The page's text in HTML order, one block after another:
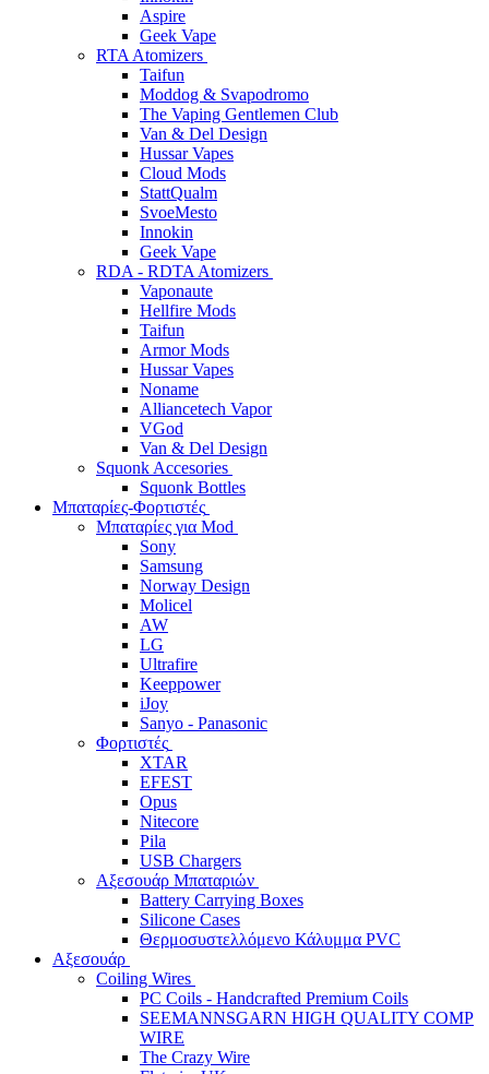
Aspire
Geek Vape
RTA Atomizers
Taifun
Moddog & Svapodromo
The Vaping Gentlemen Club
Van & Del Design
Hussar Vapes
Cloud Mods
StattQualm
SvoeMesto
Innokin
Geek Vape
RDA - RDTA Atomizers
Vaponaute
Hellfire Mods
Taifun
Armor Mods
Hussar Vapes
Noname
Alliancetech Vapor
VGod
Van & Del Design
Squonk Accesories
Squonk Bottles
Μπαταρίες-Φορτιστές
Μπαταρίες για Mod
Sony
Samsung
Norway Design
Molicel
AW
LG
Ultrafire
Keeppower
iJoy
Sanyo - Panasonic
Φορτιστές
XTAR
EFEST
Opus
Nitecore
Pila
USB Chargers
Αξεσουάρ Μπαταριών
Battery Carrying Boxes
Silicone Cases
Θερμοσυστελλόμενο Κάλυμμα PVC
Αξεσουάρ
Coiling Wires
PC Coils - Handcrafted Premium Coils
SEEMANNSGARN HIGH QUALITY COMP
WIRE
The Crazy Wire